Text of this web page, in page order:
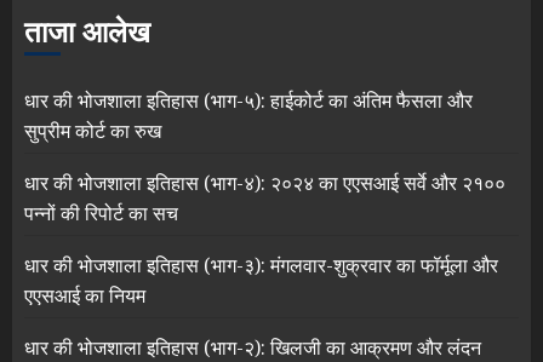
ताजा आलेख
धार की भोजशाला इतिहास (भाग-५): हाईकोर्ट का अंतिम फैसला और
सुप्रीम कोर्ट का रुख
धार की भोजशाला इतिहास (भाग-४): २०२४ का एएसआई सर्वे और २१००
पन्नों की रिपोर्ट का सच
धार की भोजशाला इतिहास (भाग-३): मंगलवार-शुक्रवार का फॉर्मूला और
एएसआई का नियम
धार की भोजशाला इतिहास (भाग-२): खिलजी का आक्रमण और लंदन